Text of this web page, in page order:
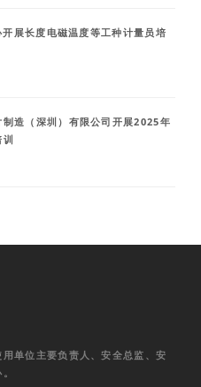
展长度电磁温度等工种计量员培
造（深圳）有限公司开展2025年
单位主要负责人、安全总监、安